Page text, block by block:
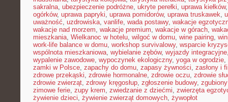
sakralna, ubezpieczenie podróżne, ukryte perełki, uprawa kiełków
ogórków, uprawa papryki, uprawa pomidorów, uprawa truskawek,
uważność, uzdrowiska, vanlife, wada postawy, wakacje
wakacje nad morzem, wakacje premium, wakacje w górach,
mieszkania, Wielkanoc w hotelu, wilgoć w domu, wine pairing,
work-life balance w domu, workshop survivalowy, wsparcie
wspólnota mieszkaniowa, wybielanie zębów, wyjazdy integracyjne
wypalenie zawodowe, wypoczynek ekologiczny, yoga w ogrodzie,
zamki w Polsce, zapachy do domu, zapasy żywności, zasłony i
zdrowe przekąski, zdrowie hormonalne, zdrowie oczu, zdrowie
zdrowie zwierząt, zdrowy kręgosłup, zgłoszenie budowy,
zimowe ferie, zupy krem, zwiedzanie z dziećmi, zwierzęta
żywienie dzieci, żywienie zwierząt domowych, żywopłot